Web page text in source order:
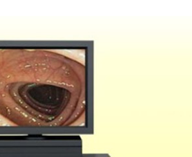
nam
con về chuyện thuốc Nam, về
và cách chăm sóc bản
Hội Đau
Cộng đồng
Tuấn tôi học